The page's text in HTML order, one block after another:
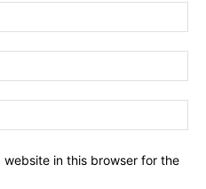
website in this browser for the